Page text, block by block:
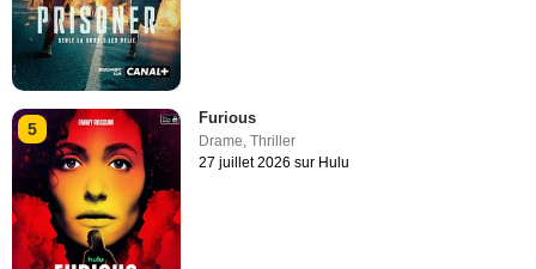
5
Furious
Drame ,Thriller
27 juillet 2026 sur Hulu